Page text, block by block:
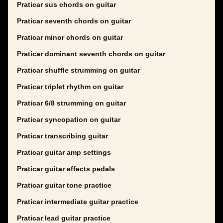
Praticar sus chords on guitar
Praticar seventh chords on guitar
Praticar minor chords on guitar
Praticar dominant seventh chords on guitar
Praticar shuffle strumming on guitar
Praticar triplet rhythm on guitar
Praticar 6/8 strumming on guitar
Praticar syncopation on guitar
Praticar transcribing guitar
Praticar guitar amp settings
Praticar guitar effects pedals
Praticar guitar tone practice
Praticar intermediate guitar practice
Praticar lead guitar practice